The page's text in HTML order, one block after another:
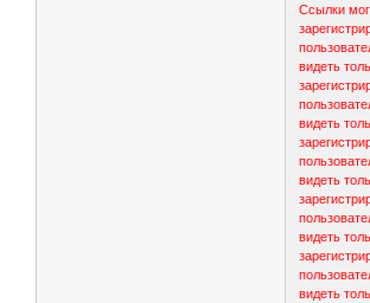
Ссылки
видеть
видеть
видеть
видеть
видеть